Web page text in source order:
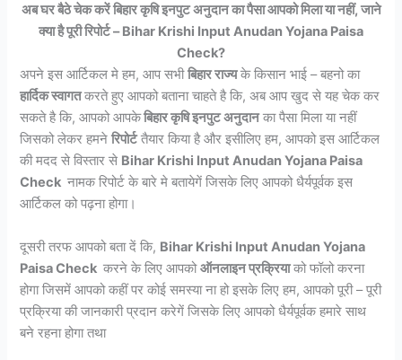
अब घर बैठे चेक करें बिहार कृषि इनपुट अनुदान का पैसा आपको मिला या नहीं, जाने
क्या है पूरी रिपोर्ट – Bihar Krishi Input Anudan Yojana Paisa
Check?
अपने इस आर्टिकल मे हम, आप सभीबिहार राज्यके किसान भाई – बहनो का
हार्दिक स्वागतकरते हुए आपको बताना चाहते है कि, अब आप खुद से यह चेक कर
सकते है कि, आपको आपकेबिहार कृषि इनपुट अनुदानका पैसा मिला या नहीं
जिसको लेकर हमनेरिपोर्टतैयार किया है और इसीलिए हम, आपको इस आर्टिकल
की मदद से विस्तार से Bihar Krishi Input Anudan Yojana Paisa
Check नामक रिपोर्ट के बारे मे बतायेगें जिसके लिए आपको धैर्यपूर्वक इस
आर्टिकल को पढ़ना होगा।
दूसरी तरफ आपको बता दें कि, Bihar Krishi Input Anudan Yojana
Paisa Check करने के लिए आपकोऑनलाइन प्रक्रियाको फॉलो करना
होगा जिसमें आपको कहीं पर कोई समस्या ना हो इसके लिए हम, आपको पूरी – पूरी
प्रक्रिया की जानकारी प्रदान करेगें जिसके लिए आपको धैर्यपूर्वक हमारे साथ
बने रहना होगा तथा